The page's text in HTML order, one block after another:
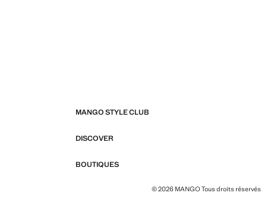
MANGO STYLE CLUB
DISCOVER
BOUTIQUES
© 2026 MANGO Tous droits réservés